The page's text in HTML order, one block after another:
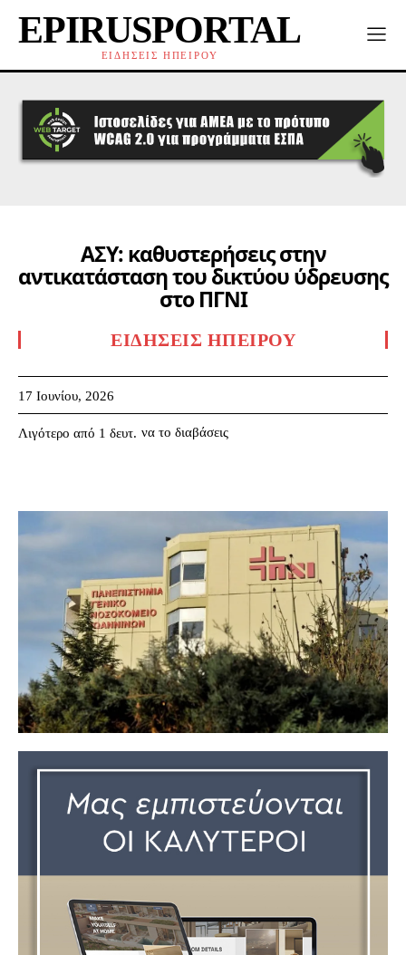
EPIRUSPORTAL
ΕΙΔΗΣΕΙΣ ΗΠΕΙΡΟΥ
ΑΣΥ: καθυστερήσεις στην
αντικατάσταση του δικτύου ύδρευσης
στο ΠΓΝΙ
ΕΙΔΉΣΕΙΣ ΗΠΕΊΡΟΥ
17 Ιουνίου, 2026
Λιγότερο από 1 δευτ. να το διαβάσεις